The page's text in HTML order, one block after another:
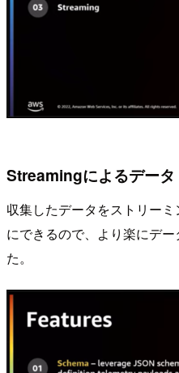
Streamingによるデータ
収集したデータをストリー
にできるので、より楽にデ
た。